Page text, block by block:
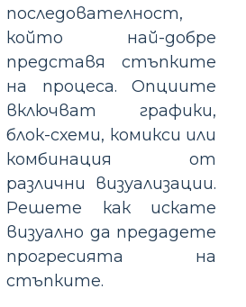
последователност,
който най-добре
представя стъпките
на процеса. Опциите
включват графики,
блок-схеми, комикси или
комбинация от
различни визуализации.
Решете как искате
визуално да предадете
прогресията на
стъпките.